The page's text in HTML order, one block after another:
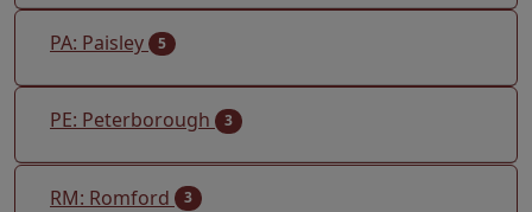
PA: Paisley 5
PE: Peterborough 3
RM: Romford 3